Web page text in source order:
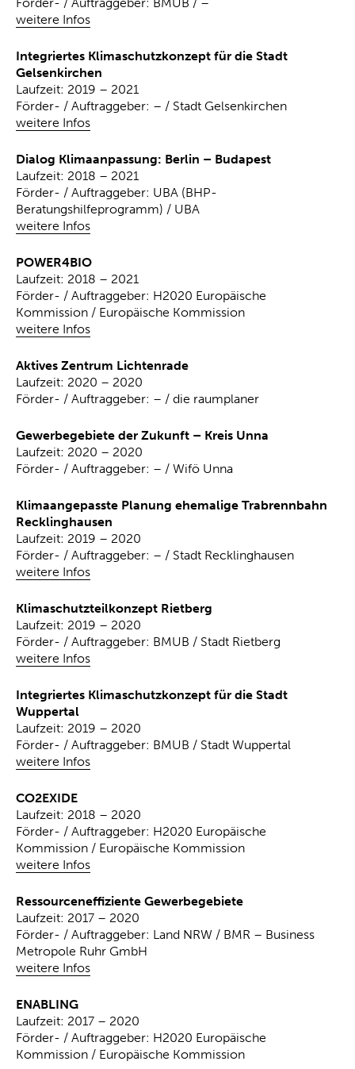
weitere Infos
Förder- / Auftraggeber: BMUB / –
Integriertes Klimaschutzkonzept für die Stadt
Gelsenkirchen
weitere Infos
Laufzeit: 2019 – 2021
Förder- / Auftraggeber: – / Stadt Gelsenkirchen
Dialog Klimaanpassung: Berlin – Budapest
weitere Infos
Laufzeit: 2018 – 2021
Förder- / Auftraggeber: UBA (BHP-
Beratungshilfeprogramm) / UBA
POWER4BIO
weitere Infos
Laufzeit: 2018 – 2021
Förder- / Auftraggeber: H2020 Europäische
Kommission / Europäische Kommission
Aktives Zentrum Lichtenrade
Laufzeit: 2020 – 2020
Förder- / Auftraggeber: – / die raumplaner
Gewerbegebiete der Zukunft – Kreis Unna
Laufzeit: 2020 – 2020
Förder- / Auftraggeber: – / Wifö Unna
Klimaangepasste Planung ehemalige Trabrennbahn
Recklinghausen
weitere Infos
Laufzeit: 2019 – 2020
Förder- / Auftraggeber: – / Stadt Recklinghausen
Klimaschutzteilkonzept Rietberg
weitere Infos
Laufzeit: 2019 – 2020
Förder- / Auftraggeber: BMUB / Stadt Rietberg
Integriertes Klimaschutzkonzept für die Stadt
Wuppertal
weitere Infos
Laufzeit: 2019 – 2020
Förder- / Auftraggeber: BMUB / Stadt Wuppertal
CO2EXIDE
weitere Infos
Laufzeit: 2018 – 2020
Förder- / Auftraggeber: H2020 Europäische
Kommission / Europäische Kommission
Ressourceneffiziente Gewerbegebiete
weitere Infos
Laufzeit: 2017 – 2020
Förder- / Auftraggeber: Land NRW / BMR – Business
Metropole Ruhr GmbH
ENABLING
Laufzeit: 2017 – 2020
Förder- / Auftraggeber: H2020 Europäische
Kommission / Europäische Kommission